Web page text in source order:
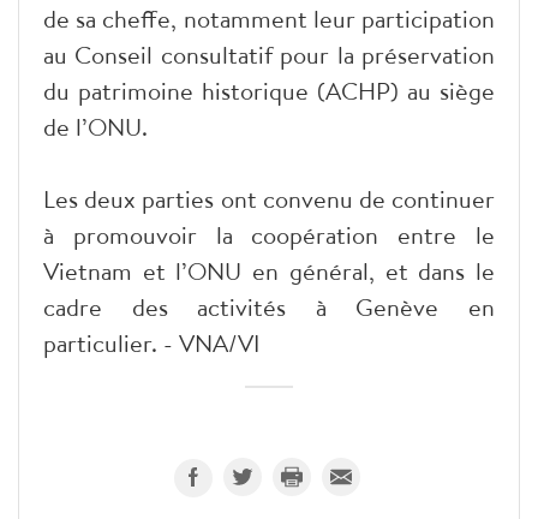
de sa cheffe, notamment leur participation
au Conseil consultatif pour la préservation
du patrimoine historique (ACHP) au siège
de l’ONU.
Les deux parties ont convenu de continuer
à promouvoir la coopération entre le
Vietnam et l’ONU en général, et dans le
cadre des activités à Genève en
particulier. - VNA/VI